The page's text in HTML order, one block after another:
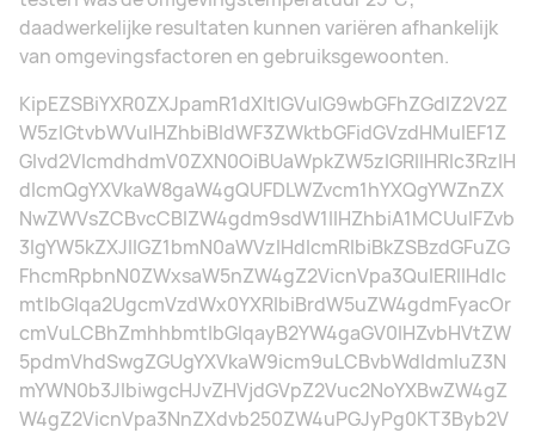
daadwerkelijke resultaten kunnen variëren afhankelijk
van omgevingsfactoren en gebruiksgewoonten.
KipEZSBiYXR0ZXJpamR1dXItIGVuIG9wbGFhZGdlZ2V2Z
W5zIGtvbWVuIHZhbiBIdWF3ZWktbGFidGVzdHMuIEF1Z
Glvd2VlcmdhdmV0ZXN0OiBUaWpkZW5zIGRlIHRlc3RzIH
dlcmQgYXVkaW8gaW4gQUFDLWZvcm1hYXQgYWZnZX
NwZWVsZCBvcCBlZW4gdm9sdW1lIHZhbiA1MCUuIFZvb
3IgYW5kZXJlIGZ1bmN0aWVzIHdlcmRlbiBkZSBzdGFuZG
FhcmRpbnN0ZWxsaW5nZW4gZ2VicnVpa3QuIERlIHdlc
mtlbGlqa2UgcmVzdWx0YXRlbiBrdW5uZW4gdmFyacOr
cmVuLCBhZmhhbmtlbGlqayB2YW4gaGV0IHZvbHVtZW
5pdmVhdSwgZGUgYXVkaW9icm9uLCBvbWdldmluZ3N
mYWN0b3JlbiwgcHJvZHVjdGVpZ2Vuc2NoYXBwZW4gZ
W4gZ2VicnVpa3NnZXdvb250ZW4uPGJyPg0KT3Byb2V